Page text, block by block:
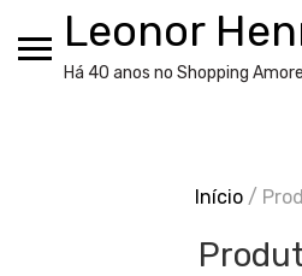
Leonor
Há 40 anos no Shopping
Início/